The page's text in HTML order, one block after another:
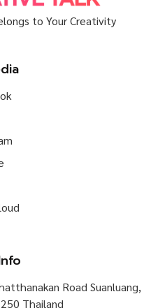
to Your Creativity
Road Suanluang,
Thailand